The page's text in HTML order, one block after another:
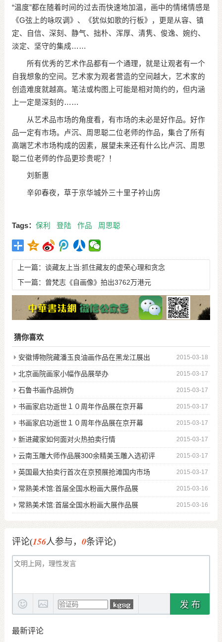
“温度”都在随着时间的过去而快速地加温，画中的情绪情感是
《G弦上的咏叹调》、《犹似如歌的行板》，更是从容、镇
定、自信、深刻、静气、拙朴、浑厚、清隽、俊逸、婉约、
淡定、坚守的集成……
所有优秀的艺术作品都有一个通理，就是让观者有一个
自我想象的空间。艺术家为观者营造的空间越大，艺术家的
创造难度就越高。笔法或构图上可能是相对简约的，但内涵
上一定是深刻的……
从艺术品市场的角度看，有市场的未必是好作品。好作
品一定有市场。卢沉、周思聪二位老师的作品，集合了所有
高端艺术市场构成的因素，展望未来还有什么比卢沉、周思
聪二位老师的作品更珍贵呢？！
刘新惠
辛卯春夜，草于京华城外三十里子衿山房
Tags： 保利 登陆 作品 周思聪
上一篇： 谈藏友上当:抓住藏友的虚荣心理和贪念
下一篇： 曾梵志《自画像》拍出3762万港元
猜你喜欢
2015-03-18
安徽博物院藏潘玉良油画作品在黑龙江展出
2015-03-17
北京画院画家小幅作品展举办
2015-03-17
石鲁书画作品辨伪
2015-03-17
书画家启功逝世１０周年作品展在京开幕
2015-03-17
书画家启功逝世１０周年作品展在京开幕
2015-03-17
新进藏家如何面对火热拍卖行情
2015-03-17
云南玉雕大师作品展300余精美玉雕入选初评
2015-03-17
英国最大拍卖行首次在京预展抢滩国内市场
2015-03-16
常熟美术馆:首届全国水粉画大展作品展
2015-03-16
常熟美术馆:首届全国水粉画大展作品展
评论(156人参与， 0条评论)
发 布
最新评论